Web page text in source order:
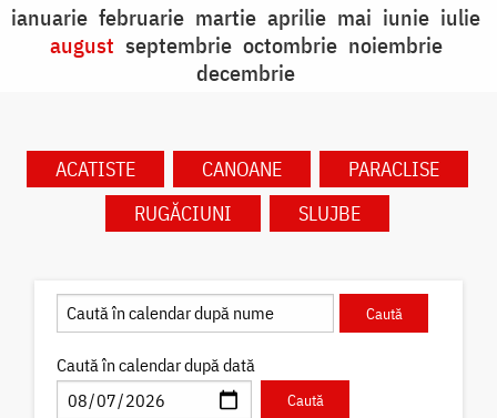
ianuarie februarie martie aprilie mai iunie iulie
august septembrie octombrie noiembrie
decembrie
ACATISTE CANOANE
PARACLISE
RUGĂCIUNI
SLUJBE
Caută în calendar după dată